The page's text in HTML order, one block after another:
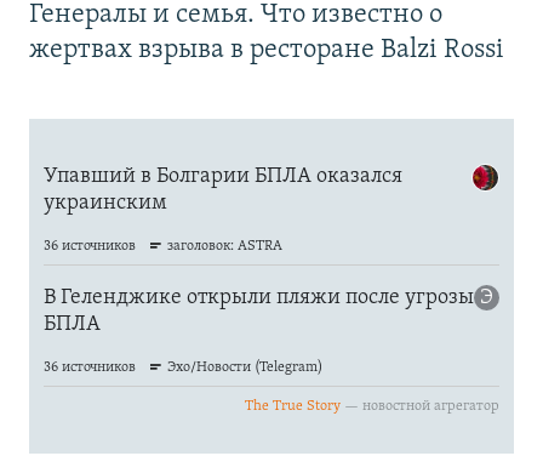
Генералы и семья. Что известно о
жертвах взрыва в ресторане Balzi Rossi